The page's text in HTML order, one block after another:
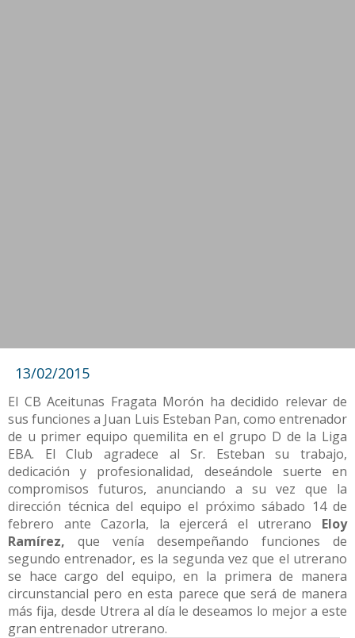
13/02/2015
El CB Aceitunas Fragata Morón ha decidido relevar de
sus funciones a Juan Luis Esteban Pan, como entrenador
de u primer equipo quemilita en el grupo D de la Liga
EBA. El Club agradece al Sr. Esteban su trabajo,
dedicación y profesionalidad, deseándole suerte en
compromisos futuros, anunciando a su vez que la
dirección técnica del equipo el próximo sábado 14 de
febrero ante Cazorla, la ejercerá el utrerano Eloy
Ramírez, que venía desempeñando funciones de
segundo entrenador, es la segunda vez que el utrerano
se hace cargo del equipo, en la primera de manera
circunstancial pero en esta parece que será de manera
más fija, desde Utrera al día le deseamos lo mejor a este
gran entrenador utrerano.